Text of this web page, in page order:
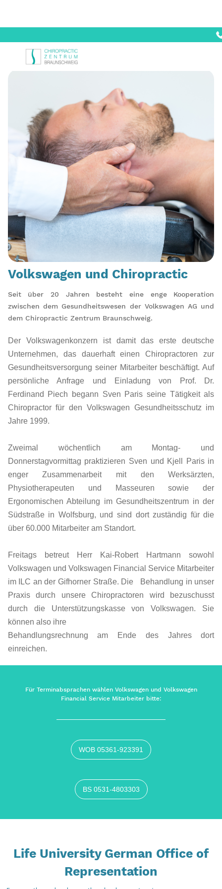
Volkswagen und Chiropractic
Seit über 20 Jahren besteht eine enge Kooperation
zwischen dem Gesundheitswesen der Volkswagen AG und
dem Chiropractic Zentrum Braunschweig.
Der Volkswagenkonzern ist damit das erste deutsche
Unternehmen, das dauerhaft einen Chiropractoren zur
Gesundheitsversorgung seiner Mitarbeiter beschäftigt. Auf
persönliche Anfrage und Einladung von Prof. Dr.
Ferdinand Piech begann Sven Paris seine Tätigkeit als
Chiropractor für den Volkswagen Gesundheitsschutz im
Jahre 1999.
Zweimal wöchentlich am Montag- und
Donnerstagvormittag praktizieren Sven und Kjell Paris in
enger Zusammenarbeit mit den Werksärzten,
Physiotherapeuten und Masseuren sowie der
Ergonomischen Abteilung im Gesundheitszentrum in der
Südstraße in Wolfsburg, und sind dort zuständig für die
über 60.000 Mitarbeiter am Standort.
Freitags betreut Herr Kai-Robert Hartmann sowohl
Volkswagen und Volkswagen Financial Service Mitarbeiter
im ILC an der Gifhorner Straße. Die Behandlung in unser
Praxis durch unsere Chiropractoren wird bezuschusst
durch die Unterstützungskasse von Volkswagen. Sie
können also ihre
Behandlungsrechnung am Ende des Jahres dort
einreichen.
Für Terminabsprachen wählen Volkswagen und Volkswagen
Financial Service Mitarbeiter bitte:
WOB 05361-923391
BS 0531-4803303
Life University German Office of
Representation